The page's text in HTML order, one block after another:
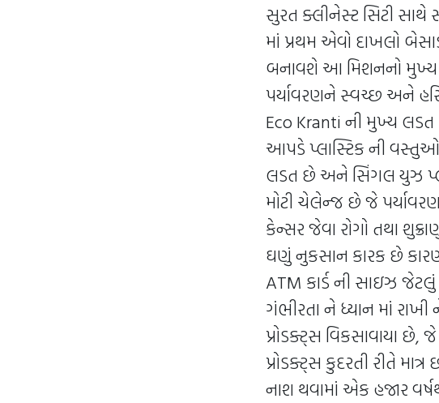
સુરત ક્લીનેસ્ટ સિટી સાથે
માં પ્રથમ એવો દાખલો
બનાવશે આ મિશનનો મુખ્ય
પર્યાવરણને સ્વચ્છ અને
Eco Kranti ની મુખ્ય
આપડે પ્લાસ્ટિક ની
લડત છે અને સિંગલ યુઝ
મોટી ચેલેન્જ છે જે
કેન્સર જેવા રોગો તથા
ઘણું નુકસાન કારક છે
ATM કાર્ડ ની સાઇઝ
ગંભીરતા ને ધ્યાન માં
પ્રોડક્ટ્સ વિકસાવાયા
પ્રોડક્ટ્સ કુદરતી રીતે
નાશ થવામાં એક હજાર